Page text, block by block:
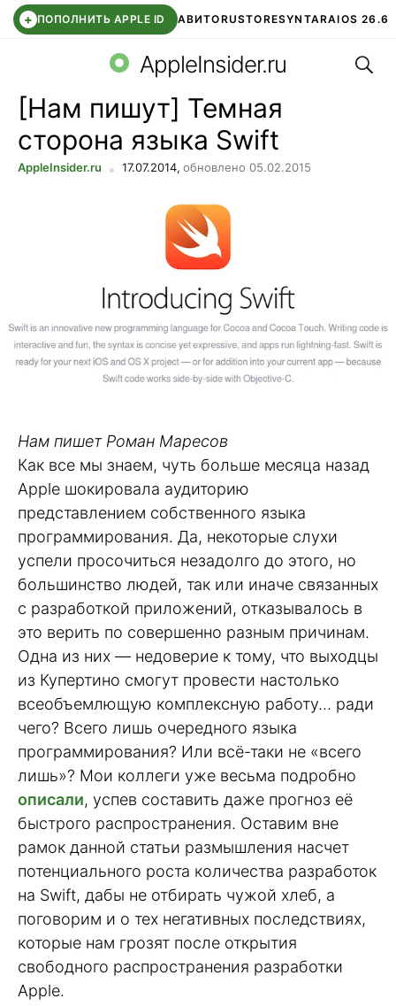
+ ПОПОЛНИТЬ APPLE ID АВИТОRUSTORESYNTARAIOS 26.6
СБЕР КИДС ЧАТ ROBLOXВТБ ОНЛАЙН
AppleInsider.ru
[Нам пишут] Темная
сторона языка Swift
AppleInsider.ru 17.07.2014, обновлено 05.02.2015
Нам пишет Роман Маресов
Как все мы знаем, чуть больше месяца назад
Apple шокировала аудиторию
представлением собственного языка
программирования. Да, некоторые слухи
успели просочиться незадолго до этого, но
большинство людей, так или иначе связанных
с разработкой приложений, отказывалось в
это верить по совершенно разным причинам.
Одна из них — недоверие к тому, что выходцы
из Купертино смогут провести настолько
всеобъемлющую комплексную работу… ради
чего? Всего лишь очередного языка
программирования? Или всё-таки не «всего
лишь»? Мои коллеги уже весьма подробно
описали, успев составить даже прогноз её
быстрого распространения. Оставим вне
рамок данной статьи размышления насчет
потенциального роста количества разработок
на Swift, дабы не отбирать чужой хлеб, а
поговорим и о тех негативных последствиях,
которые нам грозят после открытия
свободного распространения разработки
Apple.